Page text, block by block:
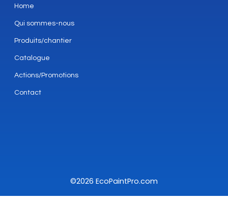
Home
Qui sommes-nous
Produits/chantier
Catalogue
Actions/Promotions
Contact
©2026 EcoPaintPro.com